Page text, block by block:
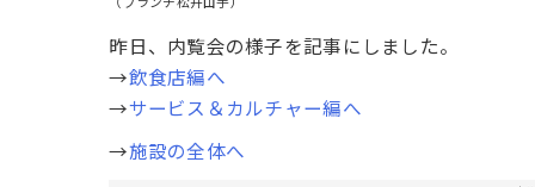
昨日、内覧会の様子を記事にしました。
→飲食店編へ
→サービス＆カルチャー編へ
→施設の全体へ